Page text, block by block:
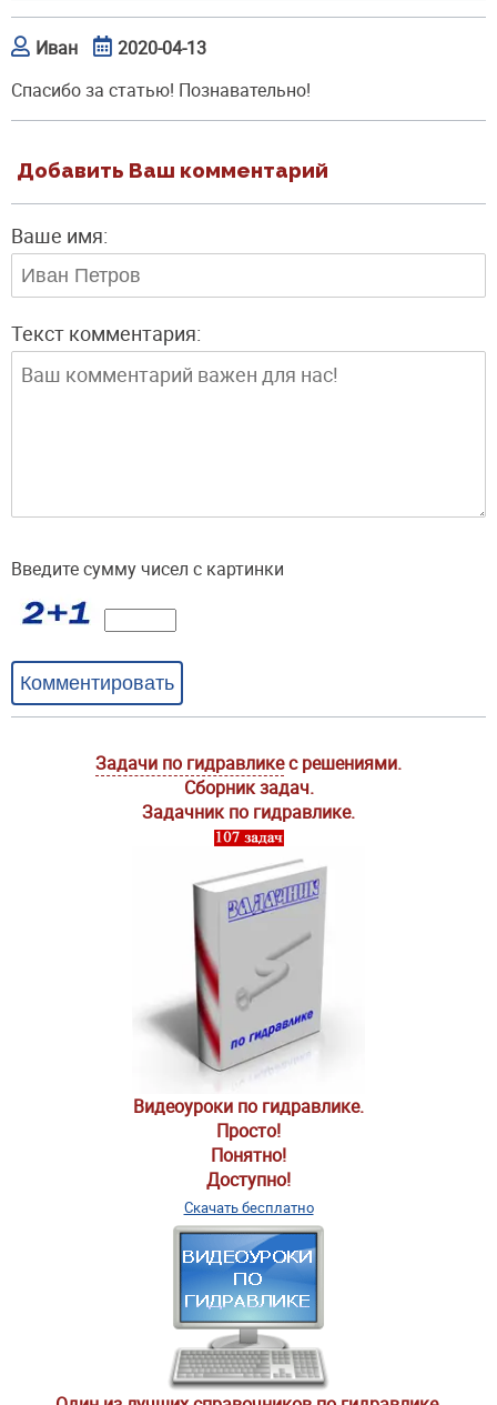
Задачи по гидравликес решениями.
Сборник задач.
Задачник по гидравлике.
Видеоуроки по гидравлике.
Просто!
Понятно!
Доступно!
Скачать бесплатно
Иван
2020-04-13
Спасибо за статью! Познавательно!
Добавить Ваш комментарий
Ваше имя:
Текст комментария:
Введите сумму чисел с картинки
Комментировать